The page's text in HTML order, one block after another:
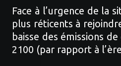
Face à l’urgence de la
plus réticents à
baisse des émissions
2100 (par rapport à